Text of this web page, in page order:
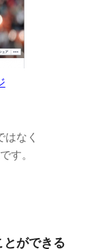
なく
す。
とができる